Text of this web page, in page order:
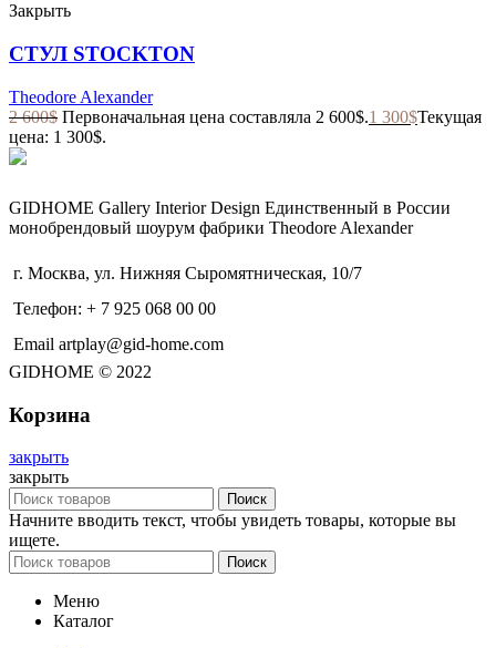
Закрыть
СТУЛ STOCKTON
Theodore Alexander
2 600$ Первоначальная цена составляла 2 600$.1 300$Текущая
цена: 1 300$.
GIDHOME Gallery Interior Design Единственный в России
монобрендовый шоурум фабрики Theodore Alexander
г. Москва, ул. Нижняя Сыромятническая, 10/7
Телефон: + 7 925 068 00 00
Email artplay@gid-home.com
GIDHOME © 2022
Корзина
закрыть
закрыть
Поиск
Начните вводить текст, чтобы увидеть товары, которые вы
ищете.
Поиск
Меню
Каталог